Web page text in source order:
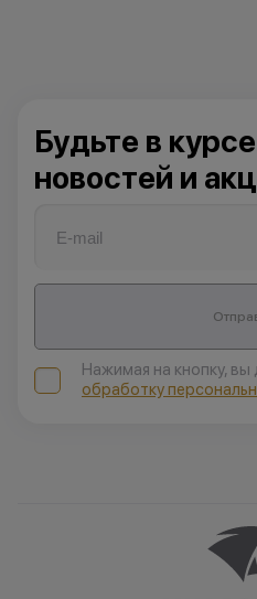
Будьте в
новостей и
Нажимая на кнопку, вы
обработку